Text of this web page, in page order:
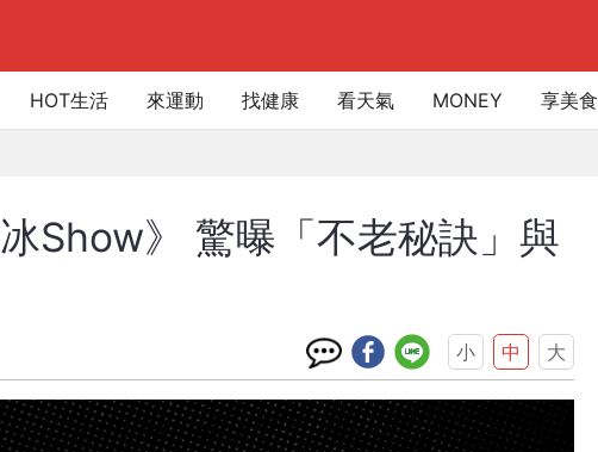
HOT生活 來運動 找健康 看天氣 MONEY 享美食
Show》 驚曝「不老秘訣」與
小 中 大